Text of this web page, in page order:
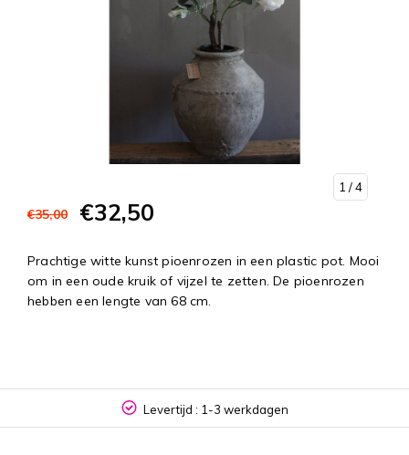
1 / 4
€35,00 €32,50
Prachtige witte kunst pioenrozen in een plastic pot. Mooi
om in een oude kruik of vijzel te zetten. De pioenrozen
hebben een lengte van 68 cm.
Levertijd : 1-3 werkdagen